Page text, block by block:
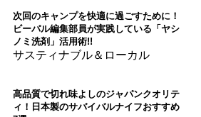
次回のキャンプを快適に過ごすために！
ビーパル編集部員が実践している「ヤシ
ノミ洗剤」活用術!!
サスティナブル＆ローカル
高品質で切れ味よしのジャパンクオリテ
ィ！日本製のサバイバルナイフおすすめ